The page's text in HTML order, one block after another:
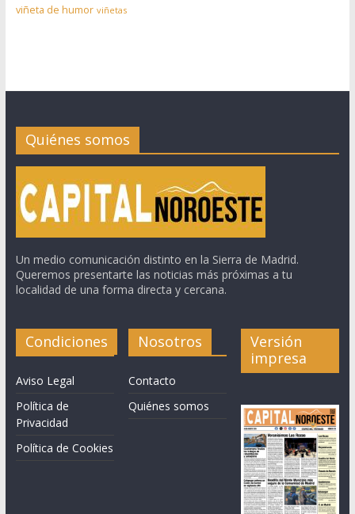
viñeta de humor viñetas
Quiénes somos
Un medio comunicación distinto en la Sierra de Madrid.
Queremos presentarte las noticias más próximas a tu
localidad de una forma directa y cercana.
Condiciones
Aviso Legal
Política de
Privacidad
Política de Cookies
Nosotros
Contacto
Quiénes somos
Versión
impresa